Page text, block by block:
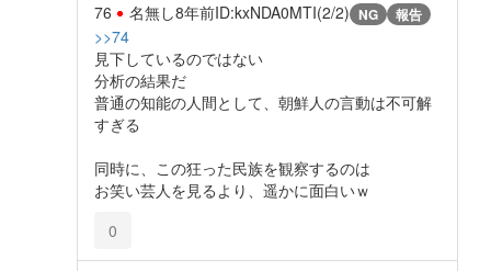
76 名無し8年前ID:kxNDA0MTI(2/2) NG 報告
>>74
見下しているのではない
分析の結果だ
普通の知能の人間として、朝鮮人の言動は不可解
すぎる
同時に、この狂った民族を観察するのは
お笑い芸人を見るより、遥かに面白いｗ
0